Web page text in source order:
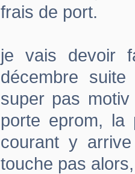
frais de port.
je vais devoir
décembre
super pas
porte eprom,
courant y
touche pas